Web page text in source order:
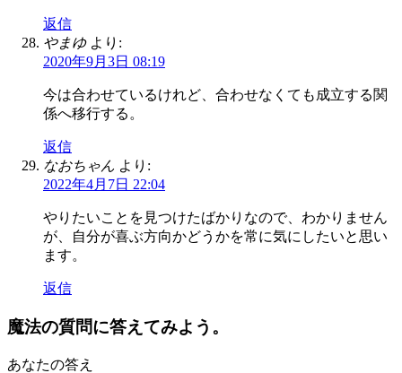
返信
やまゆ より:
2020年9月3日 08:19
今は合わせているけれど、合わせなくても成立する関
係へ移行する。
返信
なおちゃん より:
2022年4月7日 22:04
やりたいことを見つけたばかりなので、わかりません
が、自分が喜ぶ方向かどうかを常に気にしたいと思い
ます。
返信
魔法の質問に答えてみよう。
あなたの答え